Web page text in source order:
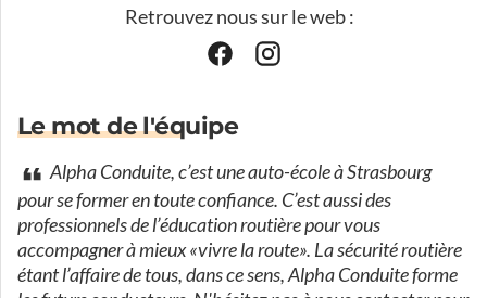
Retrouvez nous sur le web :
Le mot de l'équipe
Alpha Conduite, c’est une auto-école à Strasbourg
pour se former en toute confiance. C’est aussi des
professionnels de l’éducation routière pour vous
accompagner à mieux «vivre la route». La sécurité routière
étant l’affaire de tous, dans ce sens, Alpha Conduite forme